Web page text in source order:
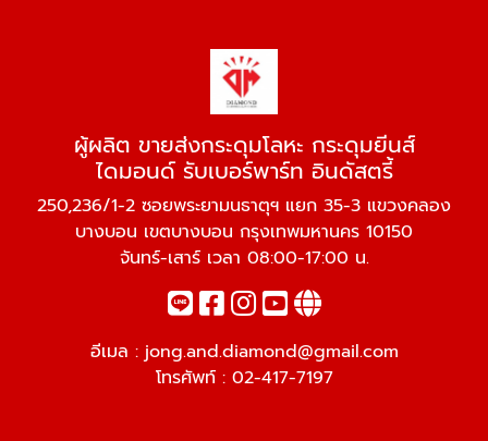
ผู้ผลิต ขายส่งกระดุมโลหะ กระดุมยีนส์
ไดมอนด์ รับเบอร์พาร์ท อินดัสตรี้
250,236/1-2 ซอยพระยามนธาตุฯ แยก 35-3 แขวงคลอง
บางบอน เขตบางบอน กรุงเทพมหานคร 10150
จันทร์-เสาร์ เวลา 08:00-17:00 น.
อีเมล : jong.and.diamond@gmail.com
โทรศัพท์ : 02-417-7197